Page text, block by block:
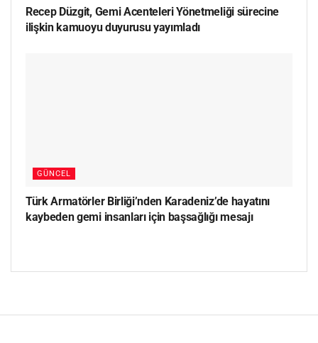
Recep Düzgit, Gemi Acenteleri Yönetmeliği sürecine
ilişkin kamuoyu duyurusu yayımladı
GÜNCEL
Türk Armatörler Birliği’nden Karadeniz’de hayatını
kaybeden gemi insanları için başsağlığı mesajı